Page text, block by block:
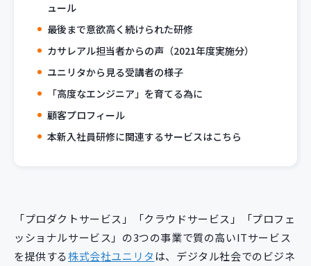
ュール
最後まで意欲高く続けられた研修
カサレアル担当者からの声（2021年度実施分）
ユニリタから見る受講者の様子
「高度なエンジニア」を育てる為に
顧客プロフィール
本新入社員研修に関連するサービスはこちら
「プロダクトサービス」「クラウドサービス」「プロフェ
ッショナルサービス」の3つの事業で質の高いITサービス
を提供する株式会社ユニリタ は、デジタル社会でのビジネ